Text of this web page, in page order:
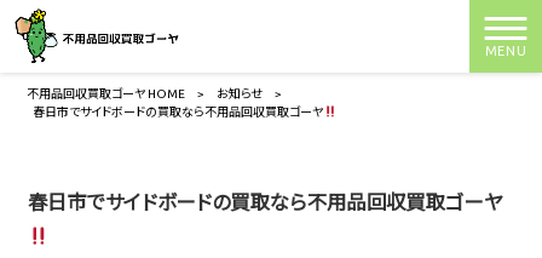
MENU
不用品回収買取ゴーヤ HOME > お知らせ
>
春日市でサイドボードの買取なら不用品回収買取ゴーヤ
春日市でサイドボードの買取なら不用品回収買取ゴーヤ